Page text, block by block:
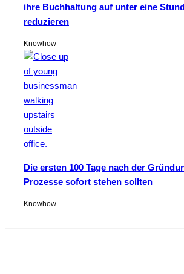
ihre Buchhaltung auf unter eine
reduzieren
Knowhow
Die ersten 100 Tage nach der
Prozesse sofort stehen sollten
Knowhow